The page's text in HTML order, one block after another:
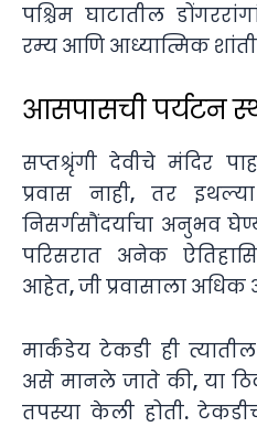
पश्चिम घाटातील
रम्य आणि आध्यात्मिक शांती
आसपासची पर्यटन
सप्तश्रृंगी देवीचे मंदिर
प्रवास नाही, तर
निसर्गसौंदर्याचा अनुभव
परिसरात अनेक
आहेत, जी प्रवासाला अधिक
मार्कंडेय टेकडी ही
असे मानले जाते की, या
तपस्या केली होती.